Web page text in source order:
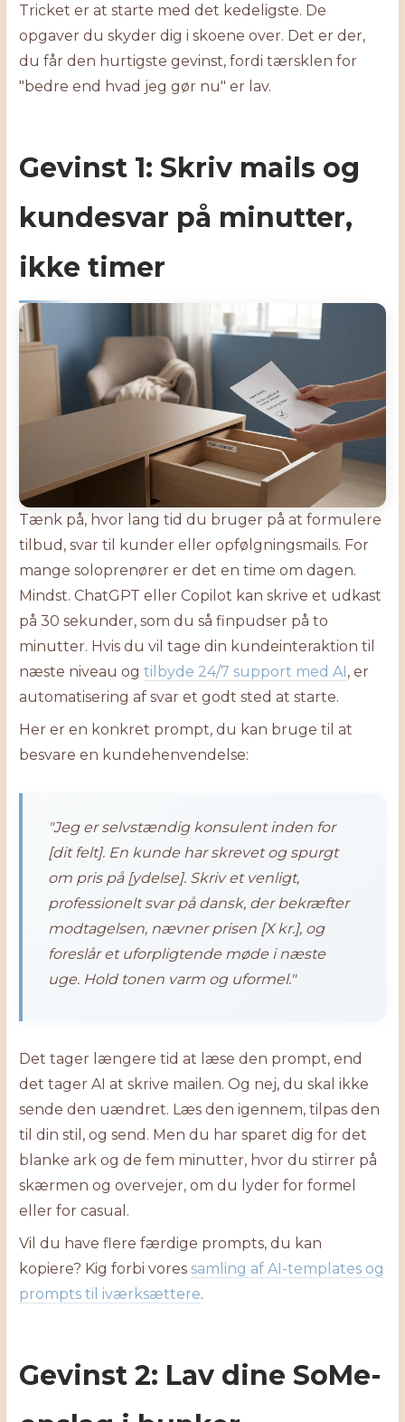
Tricket er at starte med det kedeligste. De
opgaver du skyder dig i skoene over. Det er der,
du får den hurtigste gevinst, fordi tærsklen for
"bedre end hvad jeg gør nu" er lav.
Gevinst 1: Skriv mails og
kundesvar på minutter,
ikke timer
Tænk på, hvor lang tid du bruger på at formulere
tilbud, svar til kunder eller opfølgningsmails. For
mange soloprenører er det en time om dagen.
Mindst. ChatGPT eller Copilot kan skrive et udkast
på 30 sekunder, som du så finpudser på to
minutter. Hvis du vil tage din kundeinteraktion til
næste niveau ogtilbyde 24/7 support med AI, er
automatisering af svar et godt sted at starte.
Her er en konkret prompt, du kan bruge til at
besvare en kundehenvendelse:
"Jeg er selvstændig konsulent inden for
[dit felt]. En kunde har skrevet og spurgt
om pris på [ydelse]. Skriv et venligt,
professionelt svar på dansk, der bekræfter
modtagelsen, nævner prisen [X kr.], og
foreslår et uforpligtende møde i næste
uge. Hold tonen varm og uformel."
Det tager længere tid at læse den prompt, end
det tager AI at skrive mailen. Og nej, du skal ikke
sende den uændret. Læs den igennem, tilpas den
til din stil, og send. Men du har sparet dig for det
blanke ark og de fem minutter, hvor du stirrer på
skærmen og overvejer, om du lyder for formel
eller for casual.
Vil du have flere færdige prompts, du kan
kopiere? Kig forbi voressamling af AI-templates og
prompts til iværksættere.
Gevinst 2: Lav dine SoMe-